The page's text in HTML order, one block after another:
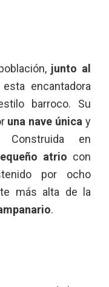
junto al
encantadora
barroco. Su
una nave única y
en
atrio con
por ocho
más alta de la
.